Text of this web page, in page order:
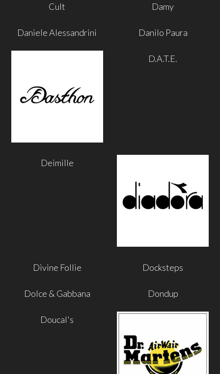
Cult Damy
Daniele Alessandrini Danilo Paura
D.A.T.E.
Deimille
Divine Follie Docksteps
Dolce & Gabbana Dondup
Doucal's